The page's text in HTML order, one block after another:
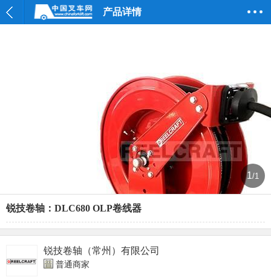
产品详情
1/1
锐技卷轴：DLC680 OLP卷线器
锐技卷轴（常州）有限公司
普通商家